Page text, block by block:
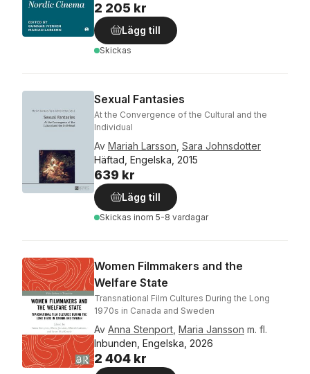
2 205 kr
Lägg till
Skickas
Sexual Fantasies
At the Convergence of the Cultural and the
Individual
Av Mariah Larsson Sara Johnsdotter
Häftad, Engelska, 2015
639 kr
Lägg till
Skickas inom 5-8 vardagar
Women Filmmakers and the
Welfare State
Transnational Film Cultures During the Long
1970s in Canada and Sweden
Av Anna Stenport Maria Jansson m. fl.
Inbunden, Engelska, 2026
2 404 kr